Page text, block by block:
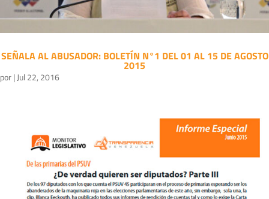
SEÑALA AL ABUSADOR: BOLETÍN N°1 DEL 01 AL 15 DE AGOSTO
2015
por| Jul 22, 2016